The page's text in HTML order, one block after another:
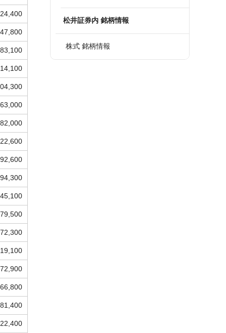
松井証券内 銘柄情報
株式 銘柄情報